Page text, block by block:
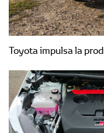
Toyota impulsa la